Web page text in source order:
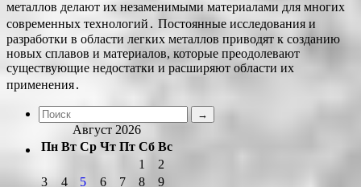
металлов делают их незаменимыми материалами для многих
современных технологий․ Постоянные исследования и
разработки в области легких металлов приводят к созданию
новых сплавов и материалов, которые преодолевают
существующие недостатки и расширяют области их
применения․
Август 2026
Пн Вт Ср Чт Пт Сб Вс
1
2
3
4 5 6 7 8 9